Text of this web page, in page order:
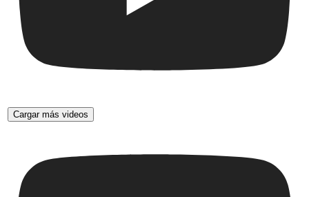
Cargar más videos